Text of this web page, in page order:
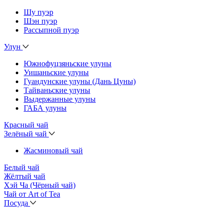
Шу пуэр
Шэн пуэр
Рассыпной пуэр
Улун
Южнофуцзяньские улуны
Уишаньские улуны
Гуандунские улуны (Дань Цуны)
Тайваньские улуны
Выдержанные улуны
ГАБА улуны
Красный чай
Зелёный чай
Жасминовый чай
Белый чай
Жёлтый чай
Хэй Ча (Чёрный чай)
Чай от Art of Tea
Посуда